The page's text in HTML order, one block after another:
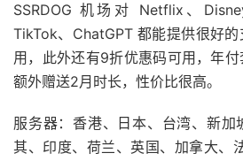
SSRDOG 机场对 Netflix、
TikTok、ChatGPT 都能提供很好
用，此外还有9折优惠码可用，年
额外赠送2月时长，性价比很高。
服务器：香港、日本、台湾、新加
其、印度、荷兰、英国、加拿大、